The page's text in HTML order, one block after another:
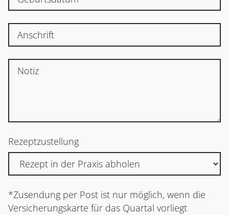
REZEPTBESTELLUNG
KONTAKT
Rezeptzustellung
*Zusendung per Post ist nur möglich, wenn die
Versicherungskarte für das Quartal vorliegt